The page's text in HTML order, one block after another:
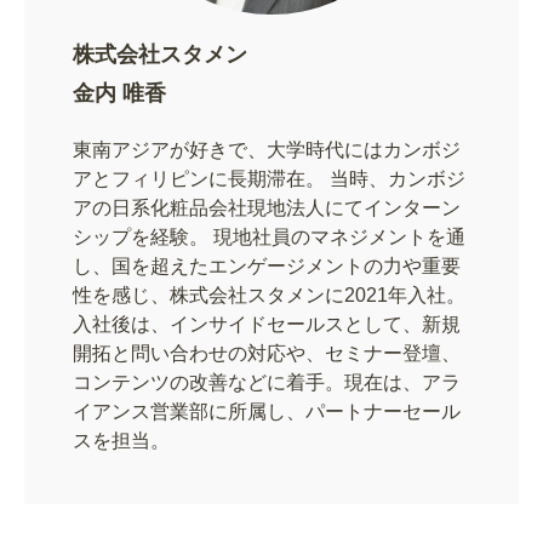
株式会社スタメン
金内 唯香
東南アジアが好きで、大学時代にはカンボジ
アとフィリピンに長期滞在。 当時、カンボジ
アの日系化粧品会社現地法人にてインターン
シップを経験。 現地社員のマネジメントを通
し、国を超えたエンゲージメントの力や重要
性を感じ、株式会社スタメンに2021年入社。
入社後は、インサイドセールスとして、新規
開拓と問い合わせの対応や、セミナー登壇、
コンテンツの改善などに着手。現在は、アラ
イアンス営業部に所属し、パートナーセール
スを担当。